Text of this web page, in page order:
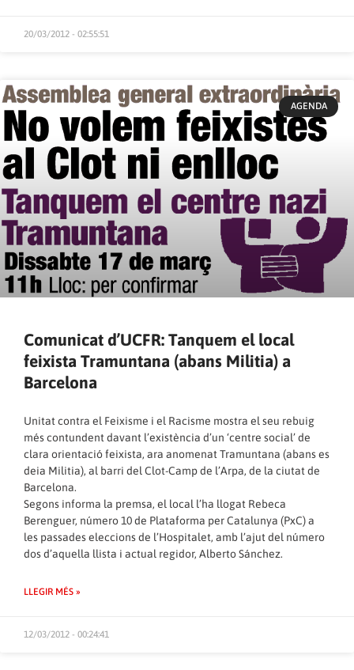
20/03/2012 - 02:55:51
AGENDA
Comunicat d’UCFR: Tanquem el local
feixista Tramuntana (abans Militia) a
Barcelona
Unitat contra el Feixisme i el Racisme mostra el seu rebuig
més contundent davant l’existència d’un ‘centre social’ de
clara orientació feixista, ara anomenat Tramuntana (abans es
deia Militia), al barri del Clot-Camp de l’Arpa, de la ciutat de
Barcelona.
Segons informa la premsa, el local l’ha llogat Rebeca
Berenguer, número 10 de Plataforma per Catalunya (PxC) a
les passades eleccions de l’Hospitalet, amb l’ajut del número
dos d’aquella llista i actual regidor, Alberto Sánchez.
LLEGIR MÉS »
12/03/2012 - 00:24:41